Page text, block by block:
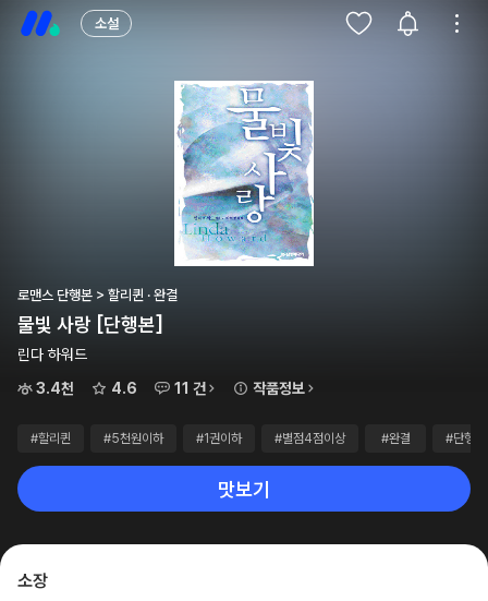
소설
로맨스 단행본 > 할리퀸 · 완결
물빛 사랑 [단행본]
린다 하워드
3.4천
4.6 11 건 작품정보
#할리퀸 #5천원이하 #1권이하 #별점4점이상 #완결 #단행본
맛보기
소장